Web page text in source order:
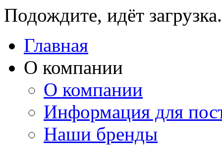
Подождите, идёт
Главная
О компании
О компании
Информация для
Наши бренды